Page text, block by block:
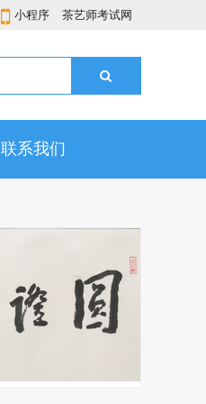
小程序 茶艺师考试网
联系我们